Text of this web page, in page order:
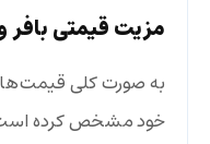
مزیت قیمتی
به صورت کلی
خود مشخص کرده